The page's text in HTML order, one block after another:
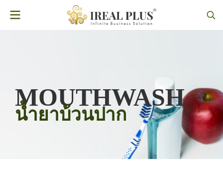
MOUTHWASH
น้ำยาบ้วนปาก